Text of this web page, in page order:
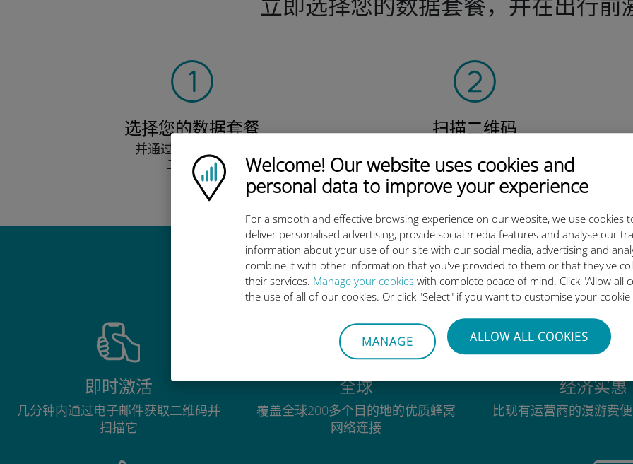
Ubigi logo
Welcome! Our website uses cookies and
personal data to improve your experience
For a smooth and effective browsing experience on our website, we use cookies
deliver personalised advertising, provide social media features and analyse our
information about your use of our site with our social media, advertising and
combine it with other information that you've provided to them or that they've
their services. Manage your cookies with complete peace of mind. Click "Allow all
the use of all of our cookies. Or click "Select" if you want to customise your
MANAGE ALLOW ALL COOKIES
选择您的数据套餐
并通过电子邮件接收
二维码。
快点！
扫描二维码
安装Ubigi eSIM。
简单！
为什么Ubigi国际eSIM如此出色
即时激活
几分钟内通过电子邮件获取二维码并
扫描它
全球
覆盖全球200多个目的地的优质蜂窝
网络连接
经济实惠
比现有运营商的漫游费